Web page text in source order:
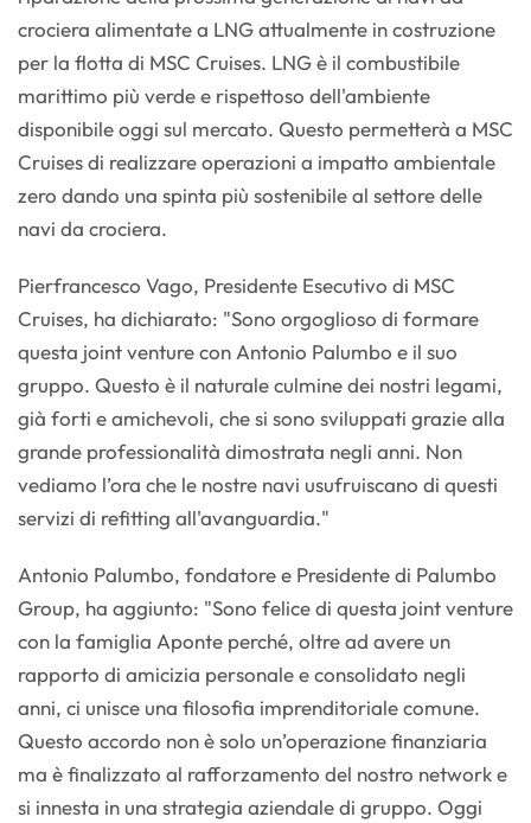
crociera alimentate a LNG attualmente in costruzione
per la flotta di MSC Cruises. LNG è il combustibile
marittimo più verde e rispettoso dell'ambiente
disponibile oggi sul mercato. Questo permetterà a MSC
Cruises di realizzare operazioni a impatto ambientale
zero dando una spinta più sostenibile al settore delle
navi da crociera.
Pierfrancesco Vago, Presidente Esecutivo di MSC
Cruises, ha dichiarato: "Sono orgoglioso di formare
questa joint venture con Antonio Palumbo e il suo
gruppo. Questo è il naturale culmine dei nostri legami,
già forti e amichevoli, che si sono sviluppati grazie alla
grande professionalità dimostrata negli anni. Non
vediamo l’ora che le nostre navi usufruiscano di questi
servizi di refitting all'avanguardia."
Antonio Palumbo, fondatore e Presidente di Palumbo
Group, ha aggiunto: "Sono felice di questa joint venture
con la famiglia Aponte perché, oltre ad avere un
rapporto di amicizia personale e consolidato negli
anni, ci unisce una filosofia imprenditoriale comune.
Questo accordo non è solo un’operazione finanziaria
ma è finalizzato al rafforzamento del nostro network e
si innesta in una strategia aziendale di gruppo. Oggi